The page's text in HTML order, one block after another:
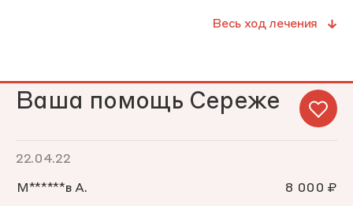
Весь ход лечения
Ваша помощь Сереже
22.04.22
М******в А. 8 000 ₽